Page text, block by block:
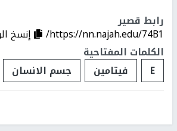
رابط قصير
https://nn.najah.edu/74B1/
إنسخ
الكلمات المفتاحية
E
فيتامين جسم الانسان